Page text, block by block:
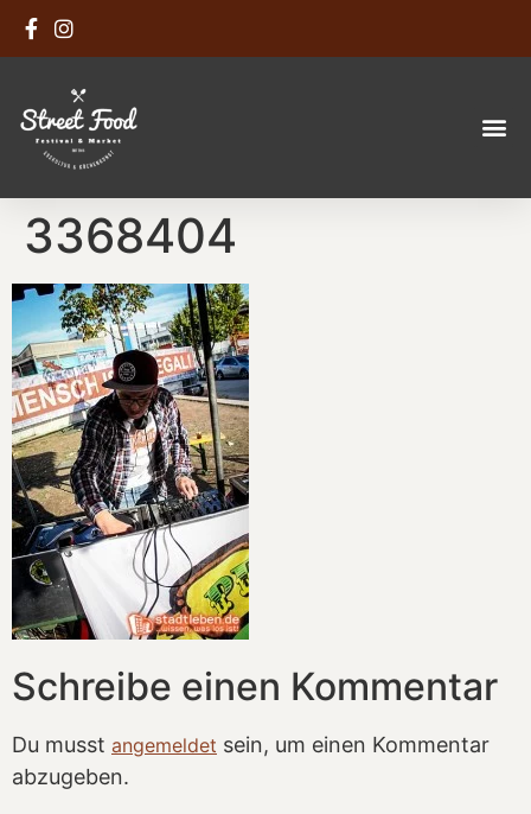
3368404
Schreibe einen Kommentar
Du musst angemeldet sein, um einen Kommentar
abzugeben.